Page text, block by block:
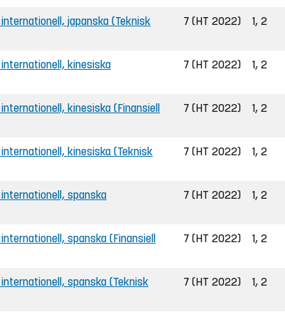
japanska (Teknisk
7 (HT 2022) 1, 2
kinesiska 7 (HT 2022) 1, 2
kinesiska (Finansiell
7 (HT 2022) 1, 2
kinesiska (Teknisk
7 (HT 2022) 1, 2
spanska 7 (HT 2022) 1, 2
spanska (Finansiell
7 (HT 2022) 1, 2
spanska (Teknisk
7 (HT 2022) 1, 2